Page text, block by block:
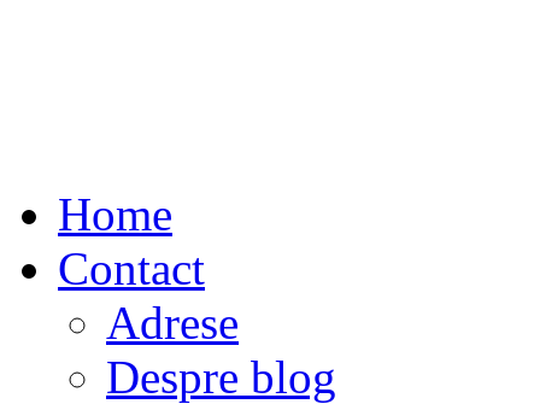
Home
Contact
Adrese
Despre blog